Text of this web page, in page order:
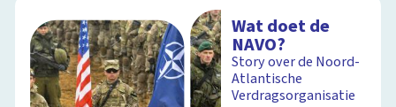
Wat doet de
NAVO?
Story over de Noord-
Atlantische
Verdragsorganisatie